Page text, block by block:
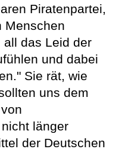
Piratenpartei,
Menschen
das Leid der
und dabei
Sie rät, wie
uns dem
länger
der Deutschen